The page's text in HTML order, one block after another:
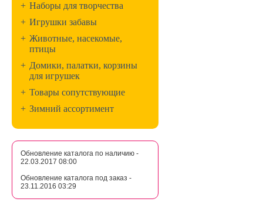
+ Наборы для творчества
+ Игрушки забавы
+ Животные, насекомые,
птицы
+ Домики, палатки, корзины
для игрушек
+ Товары сопутствующие
+ Зимний ассортимент
Обновление каталога по наличию -
22.03.2017 08:00
Обновление каталога под заказ -
23.11.2016 03:29